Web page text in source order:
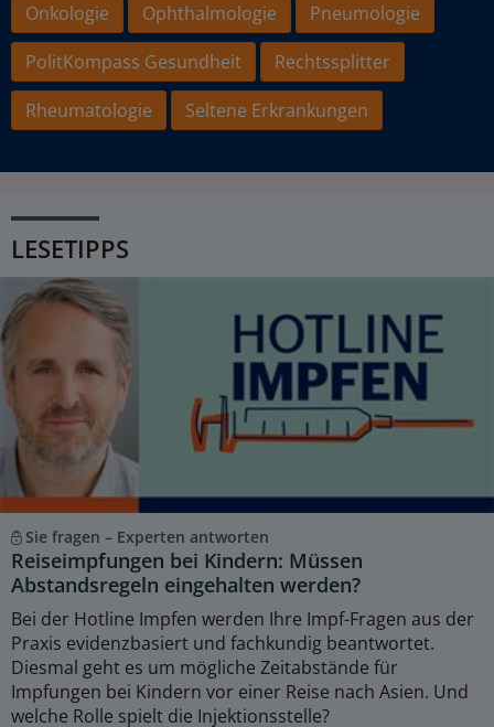
Onkologie
Ophthalmologie
Pneumologie
PolitKompass Gesundheit
Rechtssplitter
Rheumatologie
Seltene Erkrankungen
LESETIPPS
Sie fragen – Experten antworten
Reiseimpfungen bei Kindern: Müssen
Abstandsregeln eingehalten werden?
Bei der Hotline Impfen werden Ihre Impf-Fragen aus der
Praxis evidenzbasiert und fachkundig beantwortet.
Diesmal geht es um mögliche Zeitabstände für
Impfungen bei Kindern vor einer Reise nach Asien. Und
welche Rolle spielt die Injektionsstelle?